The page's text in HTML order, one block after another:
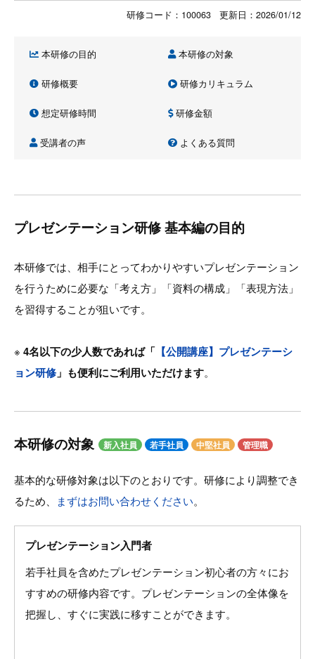
研修コード：100063 更新日： 2026/01/12
本研修の目的 本研修の対象
研修概要 研修カリキュラム
想定研修時間 研修金額
受講者の声 よくある質問
プレゼンテーション研修 基本編の目的
本研修では、相手にとってわかりやすいプレゼンテーション
を行うために必要な「考え方」「資料の構成」「表現方法」
を習得することが狙いです。
※ 4名以下の少人数であれば「 【公開講座】プレゼンテーシ
ョン研修」も便利にご利用いただけます。
本研修の対象 新入社員 若手社員 中堅社員 管理職
基本的な研修対象は以下のとおりです。研修により調整でき
るため、
まずはお問い合わせください。
プレゼンテーション入門者
若手社員を含めたプレゼンテーション初心者の方々にお
すすめの研修内容です。プレゼンテーションの全体像を
把握し、すぐに実践に移すことができます。